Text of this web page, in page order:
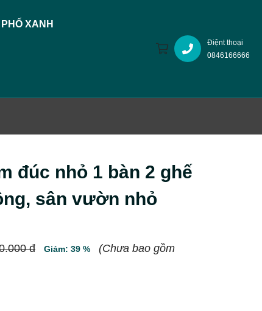
XANH
Điệnt thoại
0846166666
đúc nhỏ 1 bàn 2 ghế
sân vườn nhỏ
đ Giảm: 39 %
(Chưa bao gồm